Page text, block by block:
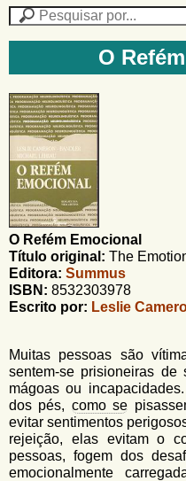
n
h
o
n
e
n
u
F
r
m
u
l
á
r
i
o
d
b
u
s
c
a
e
i
s
a
o
G
o
l
f
i
n
h
o
O
O Refém Emocional
Título original: The
Editora: Summus
ISBN: 8532303978
Escrito por: Leslie
Muitas pessoas são
sentem-se prisioneiras de
mágoas ou
dos pés, como se
evitar sentimentos
rejeição, elas evitam o
pessoas, fogem dos
emocionalmente